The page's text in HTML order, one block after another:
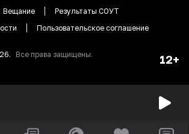
Вещание
Результаты СОУТ
Пользовательское соглашение
. Все права защищены. 12+